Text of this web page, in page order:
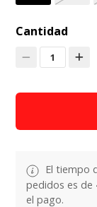
Cantidad
1
El tiempo
pedidos es de
el pago.